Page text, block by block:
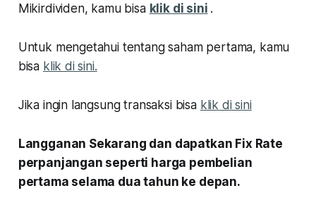
Mikirdividen, kamu bisa klik di sini .
Untuk mengetahui tentang saham pertama, kamu
bisa klik di sini.
Jika ingin langsung transaksi bisa klik di sini
Langganan Sekarang dan dapatkan Fix Rate
perpanjangan seperti harga pembelian
pertama selama dua tahun ke depan.